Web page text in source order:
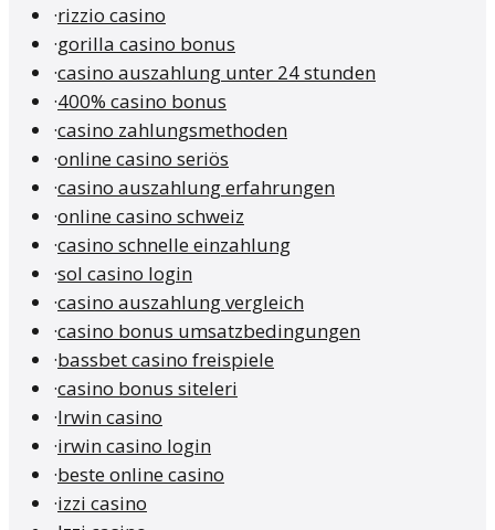
·rizzio casino
·gorilla casino bonus
·casino auszahlung unter 24 stunden
·400% casino bonus
·casino zahlungsmethoden
·online casino seriös
·casino auszahlung erfahrungen
·online casino schweiz
·casino schnelle einzahlung
·sol casino login
·casino auszahlung vergleich
·casino bonus umsatzbedingungen
·bassbet casino freispiele
·casino bonus siteleri
·Irwin casino
·irwin casino login
·beste online casino
·izzi casino